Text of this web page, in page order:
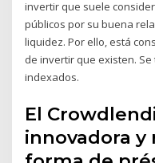
invertir que suele
públicos por su buena
liquidez. Por ello, está
de invertir que existen.
indexados.
El
innovadora y